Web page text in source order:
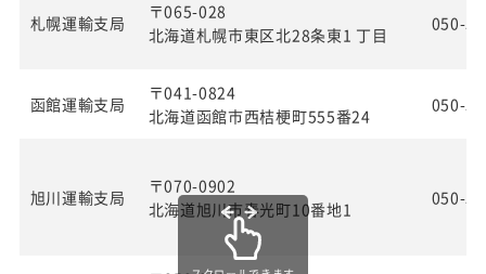
札幌運輸支局
〒065-028
北海道札幌市東区北28条東1 丁目
050-
函館運輸支局
〒041-0824
北海道函館市西桔梗町555番24
050-
旭川運輸支局
〒070-0902
北海道旭川市春光町10番地1
050-